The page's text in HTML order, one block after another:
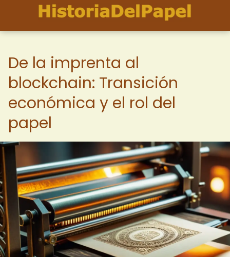
De la imprenta al
blockchain: Transición
económica y el rol del
papel